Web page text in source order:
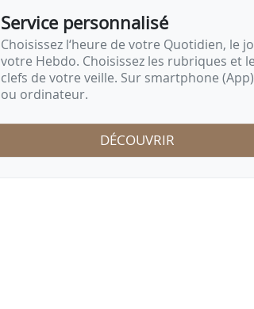
Service personnalisé
Choisissez l‘heure de votre Quotidien, le
votre Hebdo. Choisissez les rubriques et
clefs de votre veille. Sur smartphone
ou ordinateur.
DÉCOUVRIR